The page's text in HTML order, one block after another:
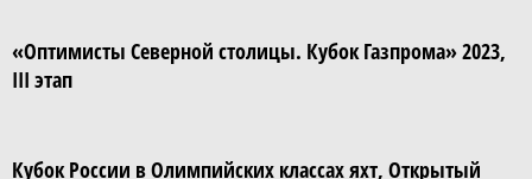
«Оптимисты Северной столицы. Кубок Газпрома» 2023,
III этап
Кубок России в Олимпийских классах яхт, Открытый